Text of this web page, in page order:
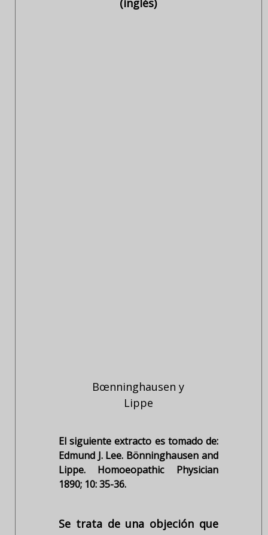
(inglés)
Bœnninghausen y
Lippe
El siguiente extracto es tomado de:
Edmund J. Lee. Bönninghausen and
Lippe. Homoeopathic Physician
1890; 10: 35-36.
Se trata de una objeción que